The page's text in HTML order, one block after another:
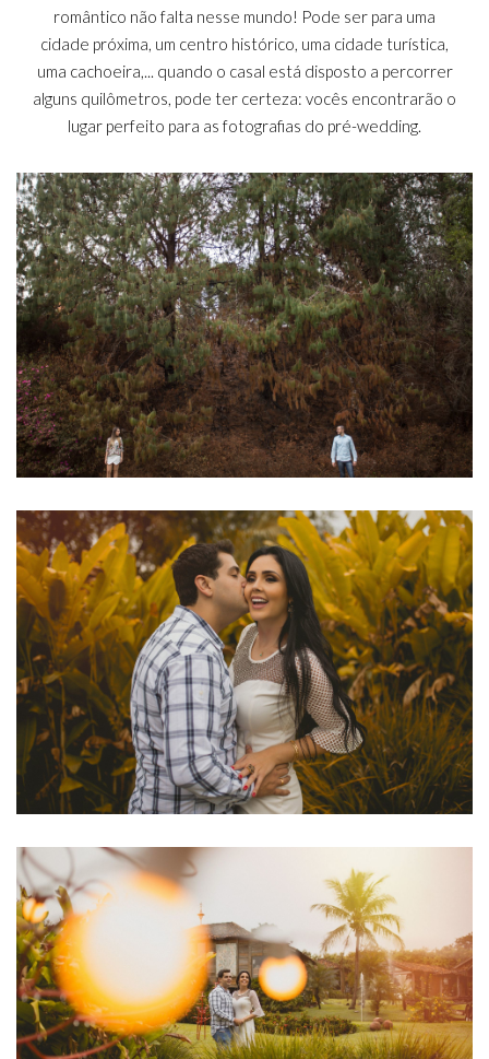
romântico não falta nesse mundo! Pode ser para uma
cidade próxima, um centro histórico, uma cidade turística,
uma cachoeira,... quando o casal está disposto a percorrer
alguns quilômetros, pode ter certeza: vocês encontrarão o
lugar perfeito para as fotografias do pré-wedding.